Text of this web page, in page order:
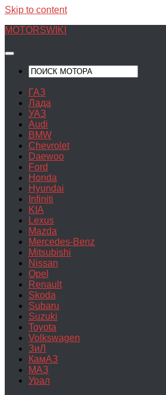
Skip to content
MOTORSWIKI
ГАЗ
Лада
УАЗ
Audi
BMW
Chevrolet
Daewoo
Ford
Honda
Hyundai
Infiniti
KIA
Lexus
Mazda
Mercedes-Benz
Mitsubishi
Nissan
Opel
Renault
Skoda
Subaru
Suzuki
Toyota
Volkswagen
ЗиЛ
КамАЗ
МАЗ
Урал